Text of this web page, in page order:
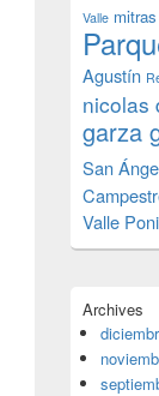
Valle
Agustín
nicolas
garza
San
Valle
Archives